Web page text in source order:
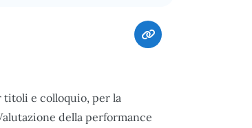
titoli e colloquio, per la
della performance